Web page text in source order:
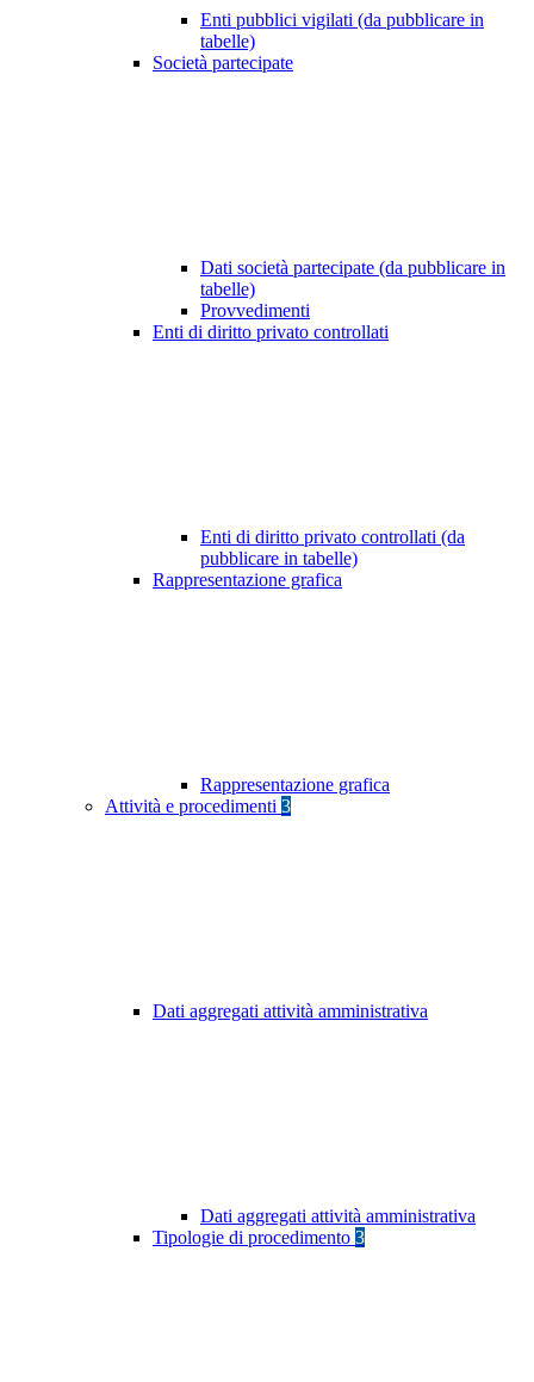
Enti pubblici vigilati (da pubblicare in
tabelle)
Società partecipate
Dati società partecipate (da pubblicare in
tabelle)
Provvedimenti
Enti di diritto privato controllati
Enti di diritto privato controllati (da
pubblicare in tabelle)
Rappresentazione grafica
Rappresentazione grafica
Attività e procedimenti 3
Dati aggregati attività amministrativa
Dati aggregati attività amministrativa
Tipologie di procedimento 3